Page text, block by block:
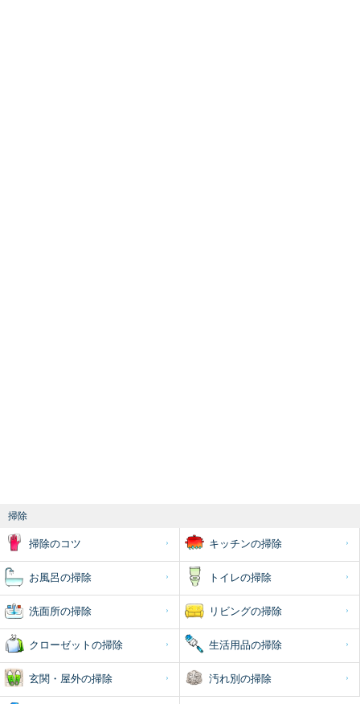
掃除
掃除のコツ キッチンの掃除
お風呂の掃除 トイレの掃除
洗面所の掃除 リビングの掃除
クローゼットの掃除 生活用品の掃除
玄関・屋外の掃除 汚れ別の掃除